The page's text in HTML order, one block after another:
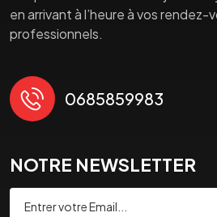
en arrivant à l’heure à vos
professionnels.
0685859983
NOTRE NEWSLETTER